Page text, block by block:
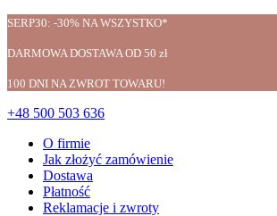
SERP30: -30% NA WSZYSTKO*
DARMOWA DOSTAWA OD 50 zł
100 DNI NA ZWROT TOWARU!
+48 500 503 636
O firmie
Jak złożyć zamówienie
Dostawa
Płatność
Reklamacje i zwroty